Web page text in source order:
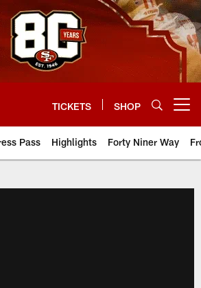
TICKETS SHOP
Pass Highlights Forty Niner Way